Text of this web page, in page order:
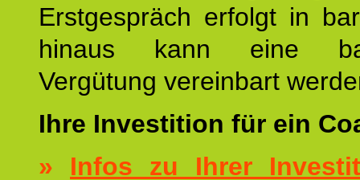
Erstgespräch erfolgt in
hinaus kann eine
Vergütung vereinbart
Ihre Investition für ein
» Infos zu Ihrer